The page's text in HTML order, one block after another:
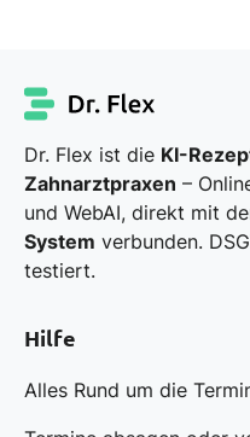
Dr. Flex ist die KI-
Zahnarztpraxen –
und WebAI, direkt mit
System verbunden.
testiert.
Hilfe
Alles Rund um die